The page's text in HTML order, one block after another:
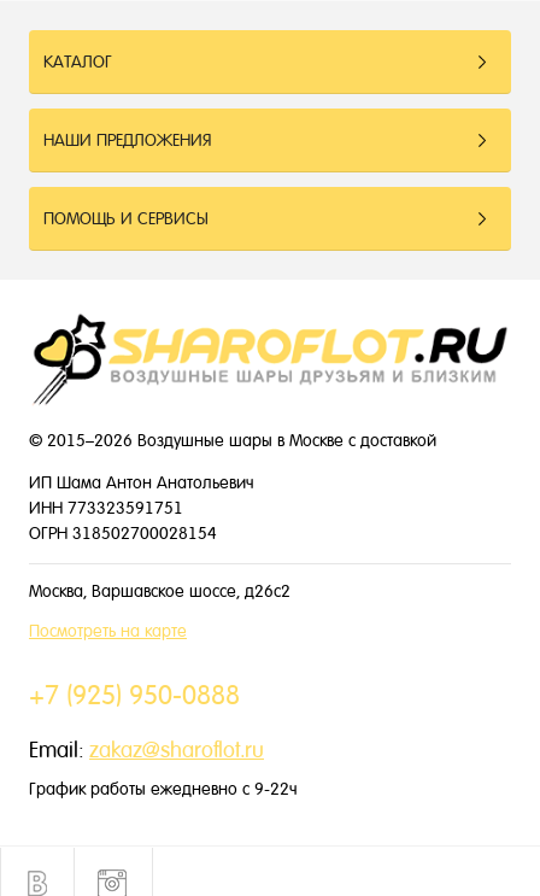
КАТАЛОГ
НАШИ ПРЕДЛОЖЕНИЯ
ПОМОЩЬ И СЕРВИСЫ
© 2015–2026 Воздушные шары в Москве с доставкой
ИП Шама Антон Анатольевич
ИНН 773323591751
ОГРН 318502700028154
Москва, Варшавское шоссе, д26с2
Посмотреть на карте
+7 (925) 950-0888
Email: zakaz@sharoflot.ru
График работы ежедневно с 9-22ч